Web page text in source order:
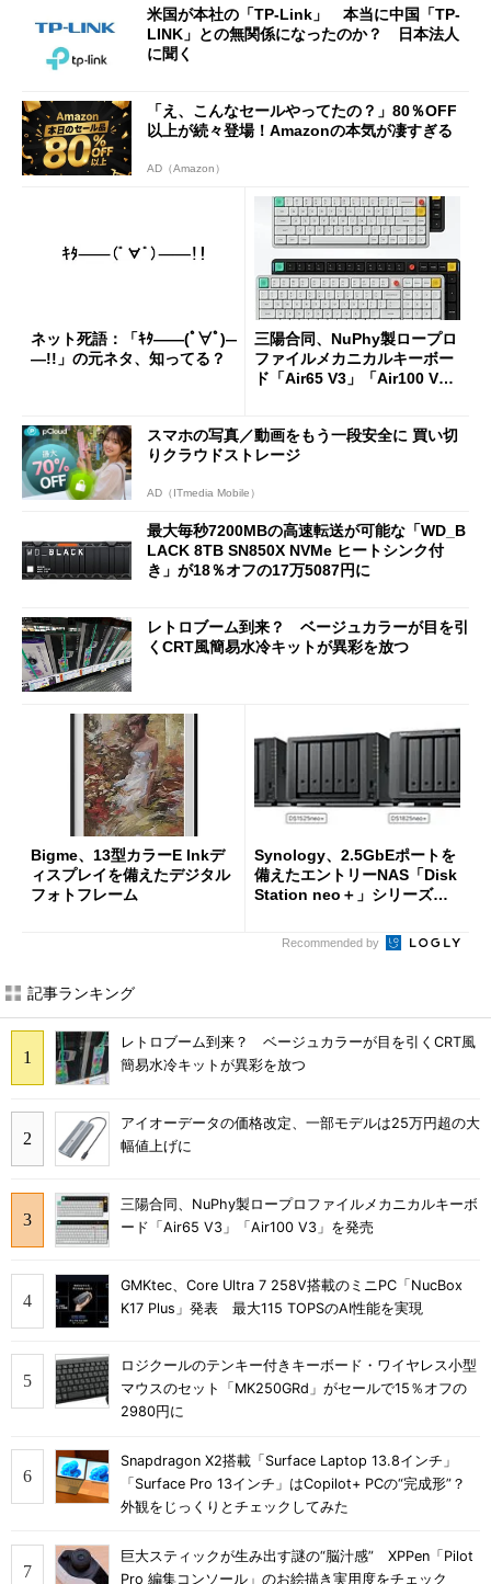
米国が本社の「TP-Link」 本当に中国「TP-
LINK」との無関係になったのか？ 日本法人
に聞く
「え、こんなセールやってたの？」80％OFF
以上が続々登場！Amazonの本気が凄すぎる
AD（Amazon）
ネット死語：「ｷﾀ――(ﾟ∀ﾟ)―
―!!」の元ネタ、知ってる？
三陽合同、NuPhy製ロープロ
ファイルメカニカルキーボー
ド「Air65 V3」「Air100 V
スマホの写真／動画をもう一段安全に 買い切
りクラウドストレージ
AD（ITmedia Mobile）
最大毎秒7200MBの高速転送が可能な「WD_B
LACK 8TB SN850X NVMe ヒートシンク付
き」が18％オフの17万5087円に
レトロブーム到来？ ベージュカラーが目を引
くCRT風簡易水冷キットが異彩を放つ
Bigme、13型カラーE Inkデ
ィスプレイを備えたデジタル
フォトフレーム
Synology、2.5GbEポートを
備えたエントリーNAS「Disk
Station neo＋」シリーズを
Recommended by
記事ランキング
レトロブーム到来？ ベージュカラーが目を引くCRT風
簡易水冷キットが異彩を放つ
アイオーデータの価格改定、一部モデルは25万円超の大
幅値上げに
三陽合同、NuPhy製ロープロファイルメカニカルキーボ
ード「Air65 V3」「Air100 V3」を発売
GMKtec、Core Ultra 7 258V搭載のミニPC「NucBox
K17 Plus」発表 最大115 TOPSのAI性能を実現
ロジクールのテンキー付きキーボード・ワイヤレス小型
マウスのセット「MK250GRd」がセールで15％オフの
2980円に
Snapdragon X2搭載「Surface Laptop 13.8インチ」
「Surface Pro 13インチ」はCopilot+ PCの“完成形”？
外観をじっくりとチェックしてみた
巨大スティックが生み出す謎の“脳汁感” XPPen「Pilot
Pro 編集コンソール」のお絵描き実用度をチェック